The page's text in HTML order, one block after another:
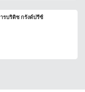
รบริติช กรังด์ปรีซ์